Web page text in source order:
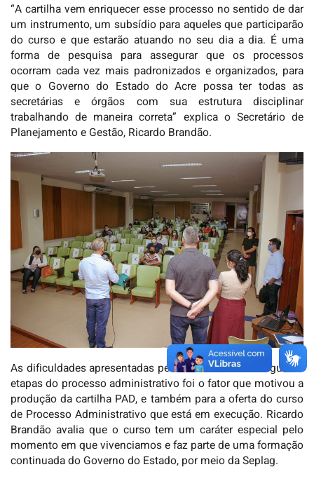
“A cartilha vem enriquecer esse processo no sentido de dar
um instrumento, um subsídio para aqueles que participarão
do curso e que estarão atuando no seu dia a dia. É uma
forma de pesquisa para assegurar que os processos
ocorram cada vez mais padronizados e organizados, para
que o Governo do Estado do Acre possa ter todas as
secretárias e órgãos com sua estrutura disciplinar
trabalhando de maneira correta” explica o Secretário de
Planejamento e Gestão, Ricardo Brandão.
As dificuldades apresentadas pelas comissões de seguir as
etapas do processo administrativo foi o fator que motivou a
produção da cartilha PAD, e também para a oferta do curso
de Processo Administrativo que está em execução. Ricardo
Brandão avalia que o curso tem um caráter especial pelo
momento em que vivenciamos e faz parte de uma formação
continuada do Governo do Estado, por meio da Seplag.